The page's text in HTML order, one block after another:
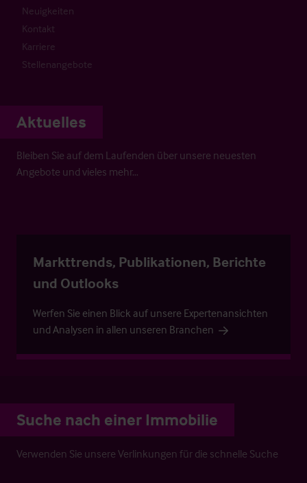
Neuigkeiten
Kontakt
Karriere
Stellenangebote
Aktuelles
Bleiben Sie auf dem Laufenden über unsere neuesten
Angebote und vieles mehr…
Markttrends, Publikationen, Berichte
und Outlooks
Werfen Sie einen Blick auf unsere Expertenansichten
und Analysen in allen unseren Branchen
Suche nach einer Immobilie
Verwenden Sie unsere Verlinkungen für die schnelle Suche